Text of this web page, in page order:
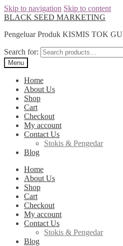
Skip to navigation Skip to content
BLACK SEED MARKETING
Pengeluar Produk KISMIS TOK
Search for:
Menu
Home
About Us
Shop
Cart
Checkout
My account
Contact Us
Stokis & Pengedar
Blog
Home
About Us
Shop
Cart
Checkout
My account
Contact Us
Stokis & Pengedar
Blog